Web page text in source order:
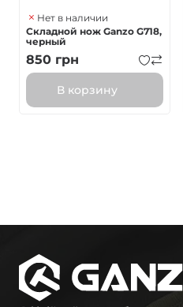
Нет в наличии
Складной нож Ganzo G718,
черный
850 грн
В корзину